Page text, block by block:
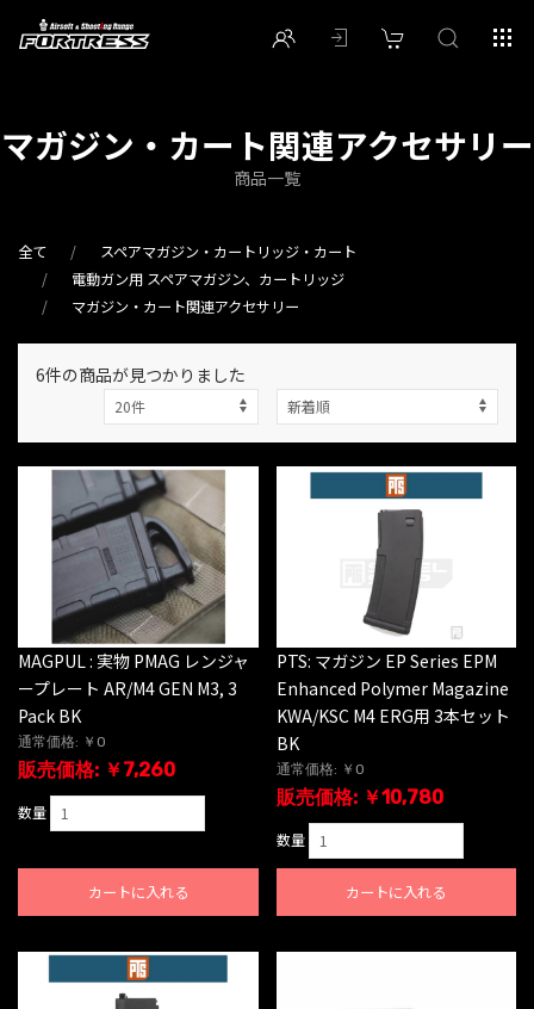
マガジン・カート関連アクセサリー
商品一覧
全て
スペアマガジン・カートリッジ・カート
電動ガン用 スペアマガジン、カートリッジ
マガジン・カート関連アクセサリー
6件の商品が見つかりました
MAGPUL : 実物 PMAG レンジャ
ープレート AR/M4 GEN M3, 3
Pack BK
通常価格: ￥0
販売価格: ￥7,260
数量
カートに入れる
PTS: マガジン EP Series EPM
Enhanced Polymer Magazine
KWA/KSC M4 ERG用 3本セット
BK
通常価格: ￥0
販売価格: ￥10,780
数量
カートに入れる